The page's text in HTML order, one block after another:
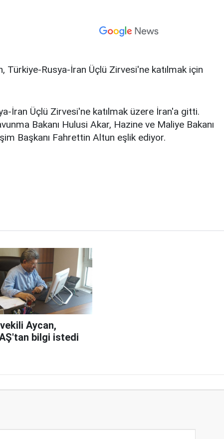
Türkiye-Rusya-İran Üçlü Zirvesi'ne katılmak için
İran Üçlü Zirvesi'ne katılmak üzere İran'a gitti.
Bakanı Hulusi Akar, Hazine ve Maliye Bakanı
Başkanı Fahrettin Altun eşlik ediyor.
Aycan,
bilgi istedi